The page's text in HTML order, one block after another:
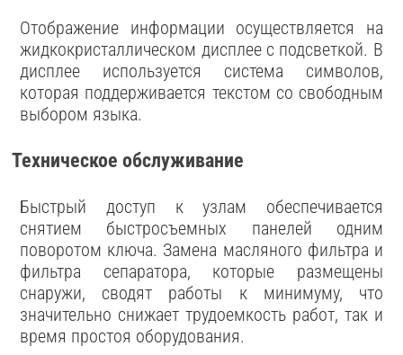
Отображение информации осуществляется на
жидкокристаллическом дисплее с подсветкой. В
дисплее используется система символов,
которая поддерживается текстом со свободным
выбором языка.
Техническое обслуживание
Быстрый доступ к узлам обеспечивается
снятием быстросъемных панелей одним
поворотом ключа. Замена масляного фильтра и
фильтра сепаратора, которые размещены
снаружи, сводят работы к минимуму, что
значительно снижает трудоемкость работ, так и
время простоя оборудования.